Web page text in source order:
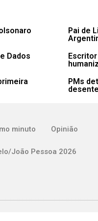
Pai de
Dados
PMs
minuto Opinião
João Pessoa 2026